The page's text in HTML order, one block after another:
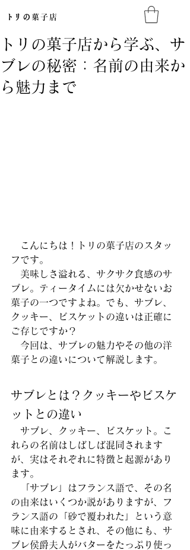
​トリの 菓子店​
トリの菓子店から学ぶ、サ
ブレの秘密：名前の由来か
ら魅力まで
こんにちは！トリの菓子店のスタッ
フです。
美味しさ溢れる、サクサク食感のサ
ブレ。ティータイムには欠かせないお
菓子の一つですよね。でも、サブレ、
クッキー、ビスケットの違いは正確に
ご存じですか？
今回は、サブレの魅力やその他の洋
菓子との違いについて解説します。
サブレとは？クッキーやビスケ
ットとの違い
サブレ、クッキー、ビスケット。こ
れらの名前はしばしば混同されます
が、実はそれぞれに特徴と起源があり
ます。
「サブレ」はフランス語で、その名
の由来はいくつか説がありますが、フ
ランス語の「砂で覆われた」という意
味に由来するとされ、その他にも、サ
ブレ侯爵夫人がバターをたっぷり使っ